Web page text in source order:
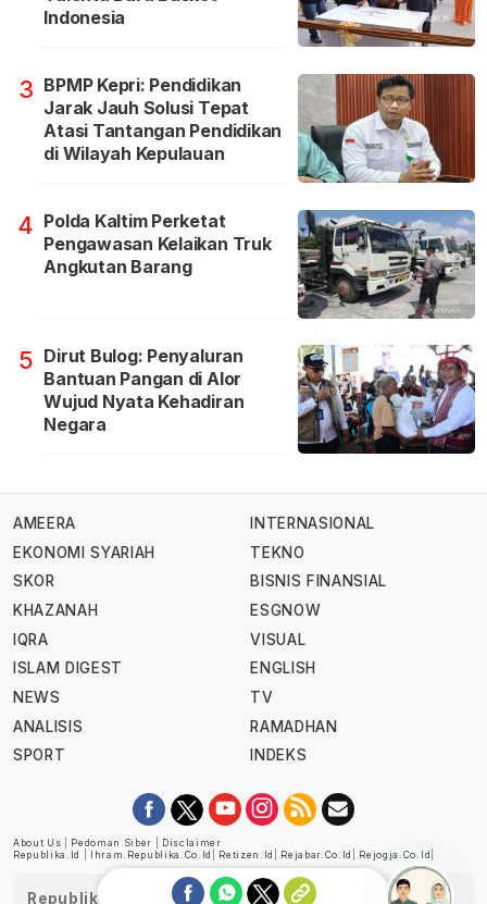
Indonesia
3 BPMP Kepri: Pendidikan
Jarak Jauh Solusi Tepat
Atasi Tantangan Pendidikan
di Wilayah Kepulauan
4 Polda Kaltim Perketat
Pengawasan Kelaikan Truk
Angkutan Barang
5 Dirut Bulog: Penyaluran
Bantuan Pangan di Alor
Wujud Nyata Kehadiran
Negara
AMEERA
EKONOMI SYARIAH
SKOR
KHAZANAH
IQRA
ISLAM DIGEST
NEWS
ANALISIS
SPORT
INTERNASIONAL
TEKNO
BISNIS FINANSIAL
ESGNOW
VISUAL
ENGLISH
TV
RAMADHAN
INDEKS
About Us Pedoman Siber
Disclaimer
Republika.id
Ihram.republika.co.id Retizen.id Rejabar.co.id Rejogja.co.id
Republika telah diverifikasi oleh Dewan Pers